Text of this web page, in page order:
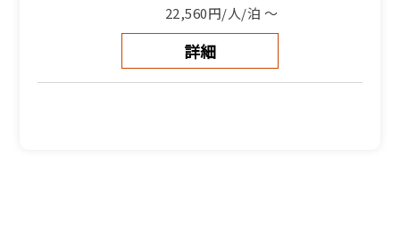
22,560円/人/泊 ～
詳細